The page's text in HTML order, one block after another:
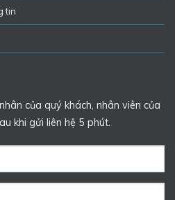
tin
của quý khách, nhân viên của
khi gửi liên hệ 5 phút.